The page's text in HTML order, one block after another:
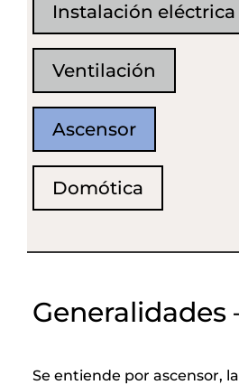
Instalación eléctrica
Ventilación
Ascensor
Domótica
Generalidades
Se entiende por ascensor,